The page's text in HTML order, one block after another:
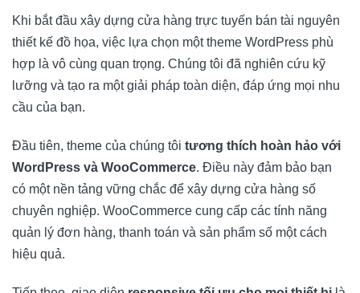
Khi bắt đầu xây dựng cửa hàng trực tuyến bán tài nguyên
thiết kế đồ họa, việc lựa chọn một theme WordPress phù
hợp là vô cùng quan trọng. Chúng tôi đã nghiên cứu kỹ
lưỡng và tạo ra một giải pháp toàn diện, đáp ứng mọi nhu
cầu của bạn.
Đầu tiên, theme của chúng tôi tương thích hoàn hảo với
WordPress và WooCommerce. Điều này đảm bảo bạn
có một nền tảng vững chắc để xây dựng cửa hàng số
chuyên nghiệp. WooCommerce cung cấp các tính năng
quản lý đơn hàng, thanh toán và sản phẩm số một cách
hiệu quả.